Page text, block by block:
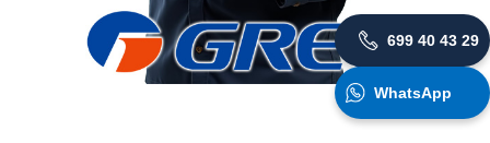
699 40 43 29
WhatsApp